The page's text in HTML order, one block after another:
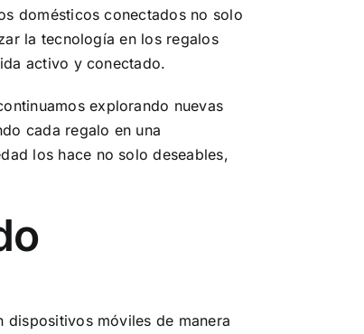
domésticos conectados no solo
la tecnología en los regalos
activo y conectado.
explorando nuevas
cada regalo en una
los hace no solo deseables,
dispositivos móviles de manera